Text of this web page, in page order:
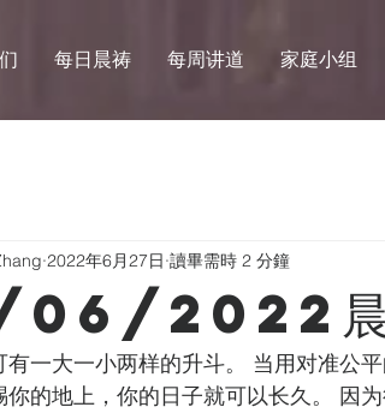
每日晨祷 每周讲道 家庭小组
2022晨祷
2022年6月27日 讀畢需時 2 分鐘
有一大一小两样的升斗。 当用对准公
你的地上，你的日子就可以长久。 因